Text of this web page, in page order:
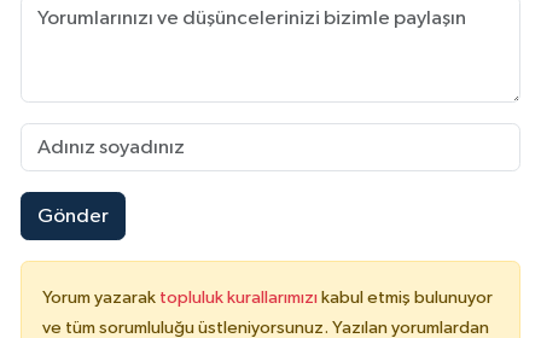
Gönder
Yorum yazarak topluluk kurallarımızı kabul etmiş bulunuyor
ve tüm sorumluluğu üstleniyorsunuz. Yazılan yorumlardan